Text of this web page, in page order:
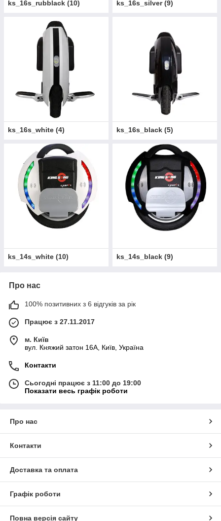
ks_16s_rubblack (10) ks_16s_silver(9)
ks_16s_white (4) ks_16s_black (5)
ks_14s_white (10) ks_14s_black (9)
Про нас
100% позитивних з 6 відгуків за рік
Працює з 27.11.2017
м. Київ
вул. Княжий затон 16А, Київ, Україна
Контакти
Сьогодні працює з 11:00 до 19:00
Показати весь графік роботи
Про нас
Контакти
Доставка та оплата
Графік роботи
Повна версія сайту